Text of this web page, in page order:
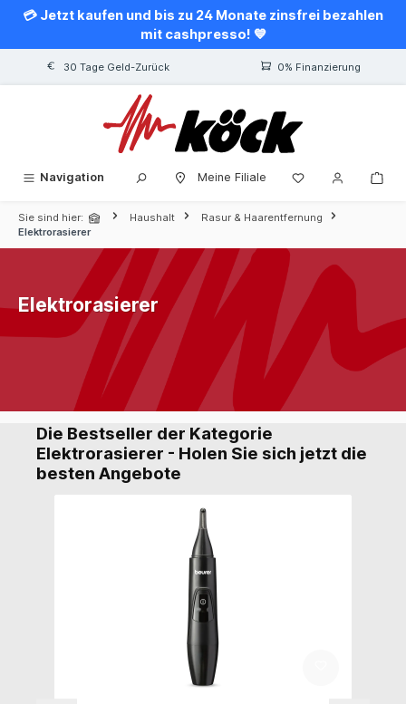
springen
💳 Jetzt kaufen und bis zu 24 Monate zinsfrei bezahlen
mit cashpresso! 💙
30 Tage Geld-Zurück 0% Finanzierung
Navigation Meine Filiale
Sie sind hier: Haushalt
Rasur & Haarentfernung
Elektrorasierer
Elektrorasierer
Die Bestseller der Kategorie
Elektrorasierer - Holen Sie sich jetzt die
besten Angebote